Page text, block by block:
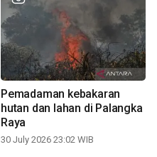
Pemadaman kebakaran
hutan dan lahan di Palangka
Raya
30 July 2026 23:02 WIB